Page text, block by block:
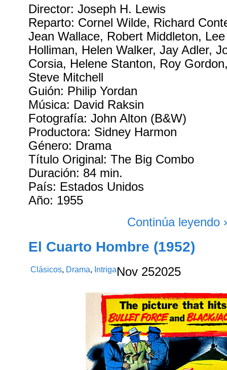
Director: Joseph H. Lewis
Reparto: Cornel Wilde, Richard
Jean Wallace, Robert Middleton,
Holliman, Helen Walker, Jay Adler,
Corsia, Helene Stanton, Roy
Steve Mitchell
Guión: Philip Yordan
Música: David Raksin
Fotografía: John Alton (B&W)
Productora: Sidney Harmon
Género: Drama
Título Original: The Big Combo
Duración: 84 min.
País: Estados Unidos
Año: 1955
Continúa leyendo
El Cuarto Hombre (1952)
Clásicos, Drama, Intriga Nov 252025